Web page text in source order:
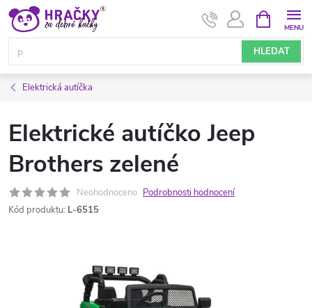
Přejít
obsah
HLEDAT
NÁKUPNÍ
KOŠÍK
Elektrická autíčka
Elektrické autíčko Jeep
Brothers zelené
Neohodnoceno Podrobnosti hodnocení
Kód produktu: L-6515